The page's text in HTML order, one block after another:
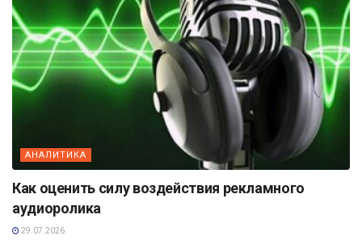
АНАЛИТИКА
Как оценить силу воздействия рекламного
аудиоролика
29.07.2026